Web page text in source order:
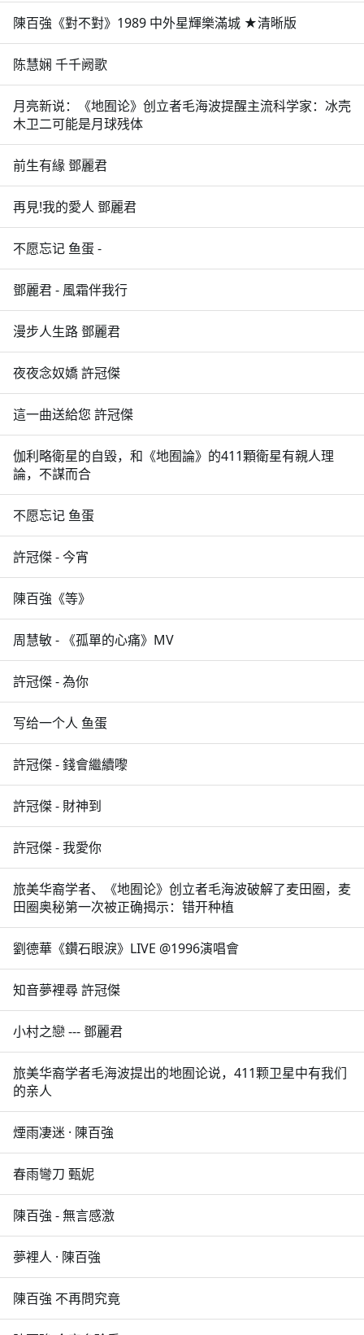
陳百強《對不對》1989 中外星輝樂滿城 ★清晰版
陈慧娴 千千阙歌
月亮新说：《地囿论》创立者毛海波提醒主流科学家：冰壳
木卫二可能是月球残体
前生有緣 鄧麗君
再見!我的愛人 鄧麗君
不愿忘记 鱼蛋 -
鄧麗君 - 風霜伴我行
漫步人生路 鄧麗君
夜夜念奴嬌 許冠傑
這一曲送給您 許冠傑
伽利略衛星的自毀，和《地囿論》的411顆衛星有親人理
論，不謀而合
不愿忘记 鱼蛋
許冠傑 - 今宵
陳百強《等》
周慧敏 - 《孤單的心痛》MV
許冠傑 - 為你
写给一个人 鱼蛋
許冠傑 - 錢會繼續嚟
許冠傑 - 財神到
許冠傑 - 我愛你
旅美华裔学者、《地囿论》创立者毛海波破解了麦田圈，麦
田圈奥秘第一次被正确揭示：错开种植
劉德華《鑽石眼淚》LIVE @1996演唱會
知音夢裡尋 許冠傑
小村之戀 --- 鄧麗君
旅美华裔学者毛海波提出的地囿论说，411颗卫星中有我们
的亲人
煙雨凄迷 · 陳百強
春雨彎刀 甄妮
陳百強 - 無言感激
夢裡人 · 陳百強
陳百強 不再問究竟